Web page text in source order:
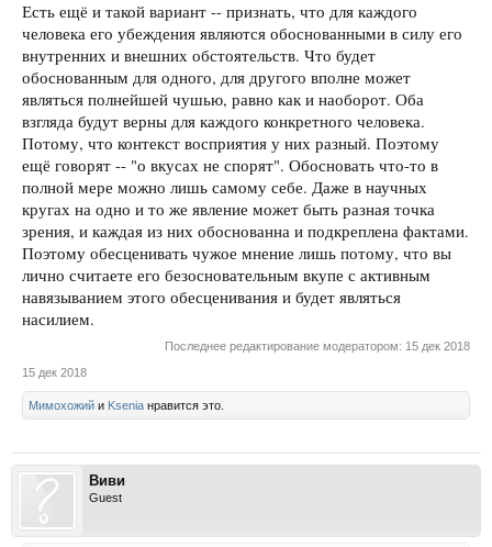
Есть ещё и такой вариант -- признать, что для каждого
человека его убеждения являются обоснованными в силу его
внутренних и внешних обстоятельств. Что будет
обоснованным для одного, для другого вполне может
являться полнейшей чушью, равно как и наоборот. Оба
взгляда будут верны для каждого конкретного человека.
Потому, что контекст восприятия у них разный. Поэтому
ещё говорят -- "о вкусах не спорят". Обосновать что-то в
полной мере можно лишь самому себе. Даже в научных
кругах на одно и то же явление может быть разная точка
зрения, и каждая из них обоснованна и подкреплена фактами.
Поэтому обесценивать чужое мнение лишь потому, что вы
лично считаете его безосновательным вкупе с активным
навязыванием этого обесценивания и будет являться
насилием.
Последнее редактирование модератором: 15 дек 2018
15 дек 2018
Мимохожий и Ksenia нравится это.
Виви
Guest